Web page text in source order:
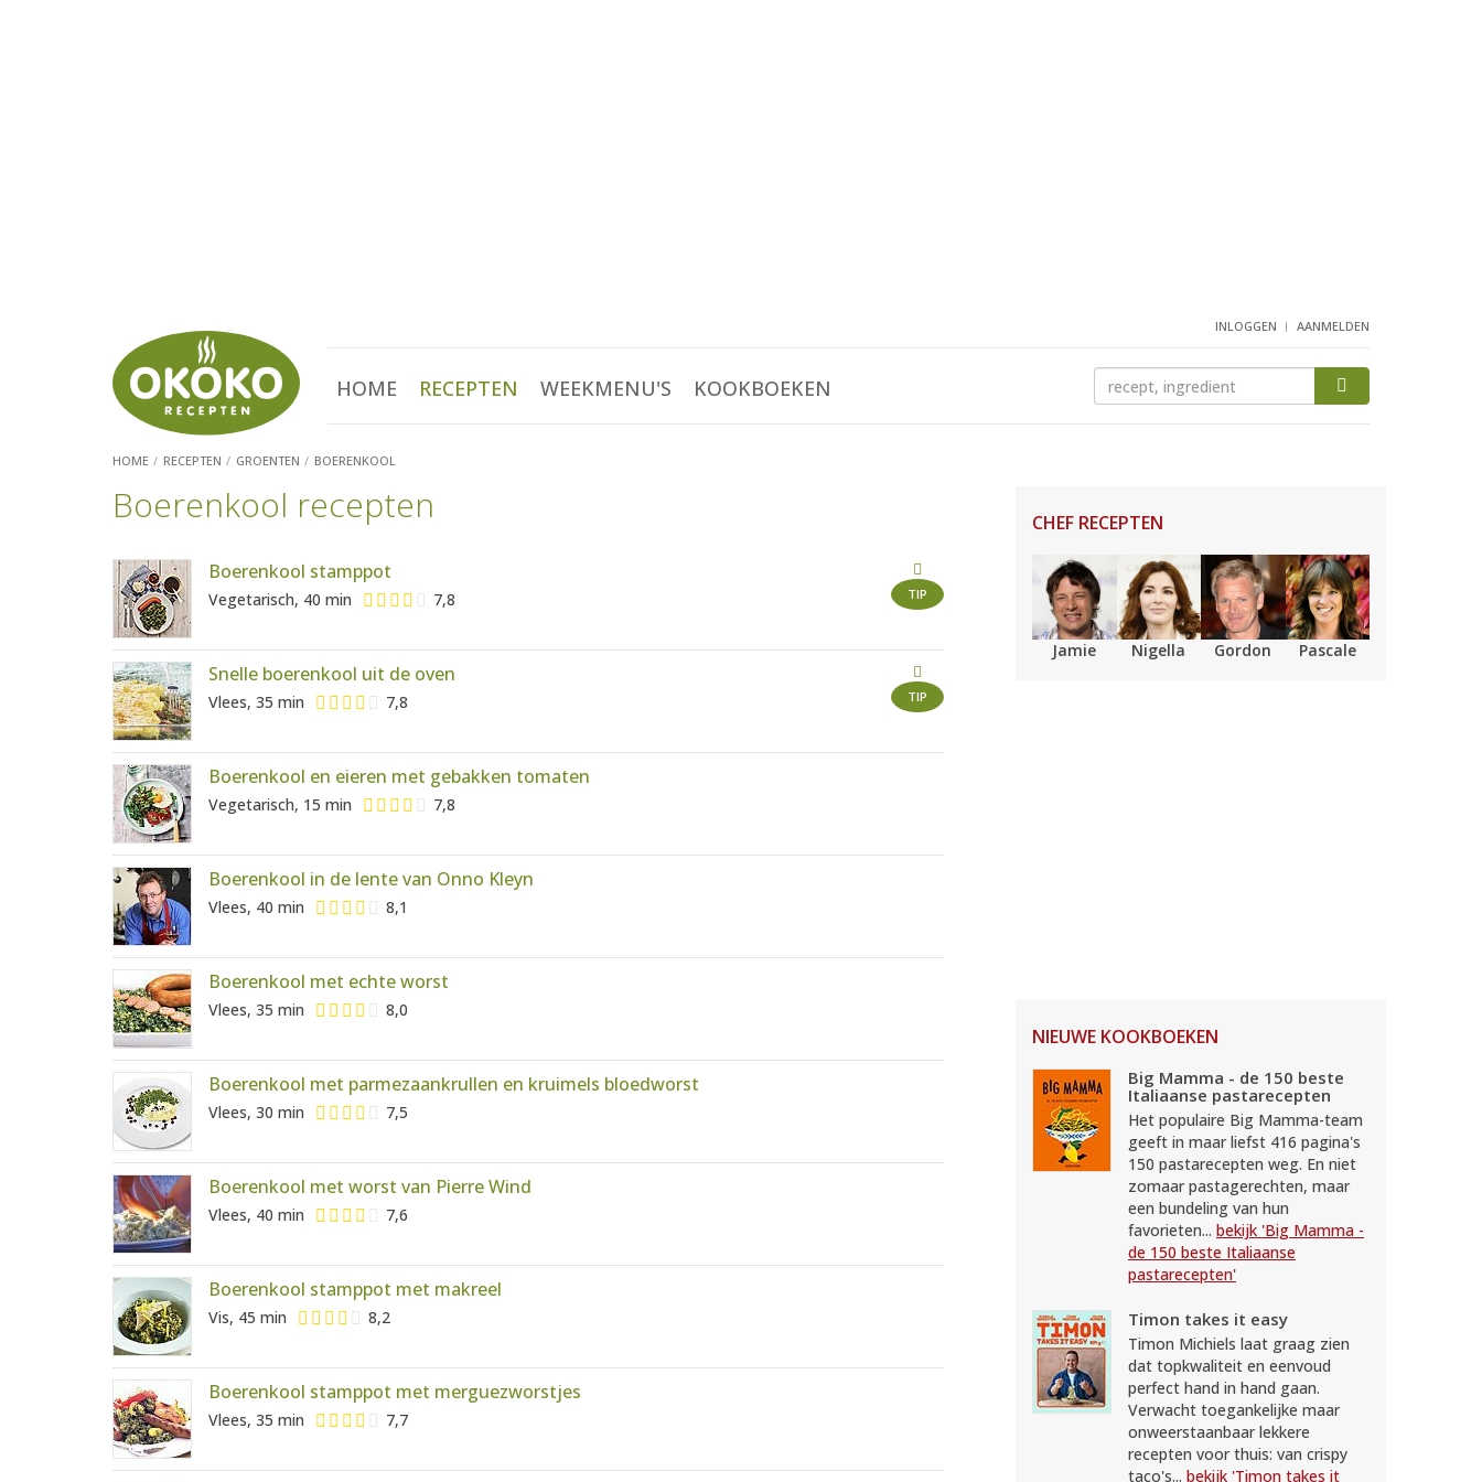
INLOGGEN AANMELDEN
HOME RECEPTEN WEEKMENU'S KOOKBOEKEN
HOME RECEPTEN GROENTEN BOERENKOOL
Boerenkool recepten
TIP
Boerenkool stamppot
Vegetarisch, 40 min 7,8
TIP
Snelle boerenkool uit de oven
Vlees, 35 min 7,8
Boerenkool en eieren met gebakken tomaten
Vegetarisch, 15 min 7,8
Boerenkool in de lente van Onno Kleyn
Vlees, 40 min 8,1
Boerenkool met echte worst
Vlees, 35 min 8,0
Boerenkool met parmezaankrullen en kruimels bloedworst
Vlees, 30 min 7,5
Boerenkool met worst van Pierre Wind
Vlees, 40 min 7,6
Boerenkool stamppot met makreel
Vis, 45 min 8,2
Boerenkool stamppot met merguezworstjes
Vlees, 35 min 7,7
CHEF RECEPTEN
Jamie Nigella Gordon Pascale
NIEUWE KOOKBOEKEN
Big Mamma - de 150 beste
Italiaanse pastarecepten
Het populaire Big Mamma-team
geeft in maar liefst 416 pagina's
150 pastarecepten weg. En niet
zomaar pastagerechten, maar
een bundeling van hun
favorieten... bekijk 'Big Mamma -
de 150 beste Italiaanse
pastarecepten'
Timon takes it easy
Timon Michiels laat graag zien
dat topkwaliteit en eenvoud
perfect hand in hand gaan.
Verwacht toegankelijke maar
onweerstaanbaar lekkere
recepten voor thuis: van crispy
taco's... bekijk 'Timon takes it